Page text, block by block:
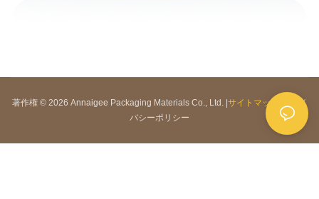
著作権 © 2026 Annaigee Packaging Materials Co., Ltd. |サイトマップ
プライ
バシーポリシー